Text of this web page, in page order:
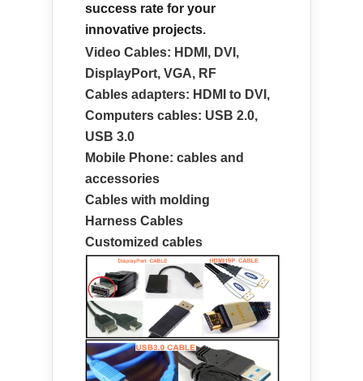
success rate for your
innovative projects.
Video Cables: HDMI, DVI,
DisplayPort, VGA, RF
Cables adapters: HDMI to DVI,
Computers cables: USB 2.0,
USB 3.0
Mobile Phone: cables and
accessories
Cables with molding
Harness Cables
Customized cables